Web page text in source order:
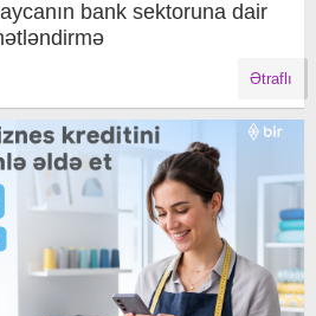
bank sektoruna dair
Ətraflı